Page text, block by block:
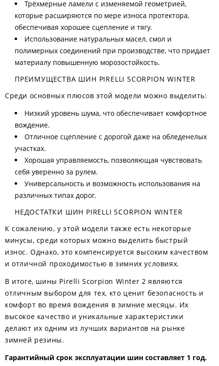
Трёхмерные ламели с изменяемой геометрией,
которые расширяются по мере износа протектора,
обеспечивая хорошее сцепление и тягу.
Использование натуральных масел, смол и
полимерных соединений при производстве, что придает
материалу повышенную морозостойкость.
ПРЕИМУЩЕСТВА ШИН PIRELLI SCORPION WINTER
Среди основных плюсов этой модели можно выделить:
Низкий уровень шума, что обеспечивает комфортное
вождение.
Отличное сцепление с дорогой даже на обледенелых
участках.
Хорошая управляемость, позволяющая чувствовать
себя уверенно за рулем.
Универсальность и возможность использования на
различных типах дорог.
НЕДОСТАТКИ ШИН PIRELLI SCORPION WINTER
К сожалению, у этой модели также есть некоторые
минусы, среди которых можно выделить быстрый
износ. Однако, это компенсируется высоким качеством
и отличной проходимостью в зимних условиях.
В итоге, шины Pirelli Scorpion Winter 2 являются
отличным выбором для тех, кто ценит безопасность и
комфорт во время вождения в зимние месяцы. Их
высокое качество и уникальные характеристики
делают их одним из лучших вариантов на рынке
зимней резины.
Гарантийный срок эксплуатации шин составляет 1 год.